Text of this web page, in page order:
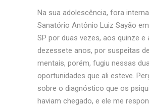
Na sua adolescência, fora
Sanatório Antônio Luiz Sayão
SP por duas vezes, aos quinze e
dezessete anos, por suspeitas
mentais, porém, fugiu nessas
oportunidades que ali esteve.
sobre o diagnóstico que os
haviam chegado, e ele me